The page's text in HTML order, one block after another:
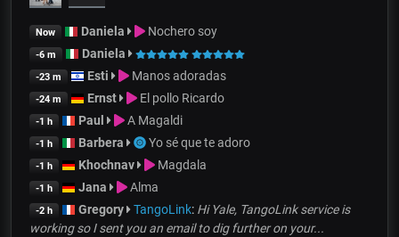
Now Daniela Nochero soy
-6 m Daniela
-23 m Esti Manos adoradas
-24 m Ernst El pollo Ricardo
-1 h Paul A Magaldi
-1 h Barbera Yo sé que te adoro
-1 h Khochnav Magdala
-1 h Jana Alma
-2 h Gregory TangoLink: Hi Yale, TangoLink service is
working so I sent you an email to dig further on your...